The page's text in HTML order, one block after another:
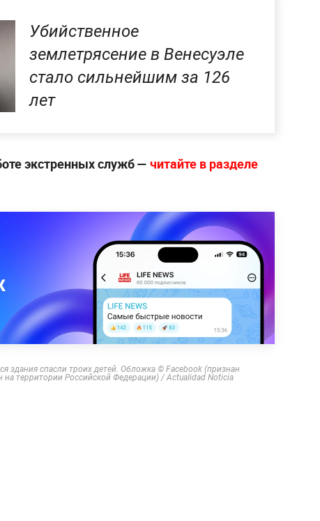
Убийственное
землетрясение в Венесуэле
стало сильнейшим за 126
лет
экстренных служб — читайте в разделе
здания спасли троих детей. Обложка © Facebook (признан
на территории Российской Федерации) / Actualidad Noticia